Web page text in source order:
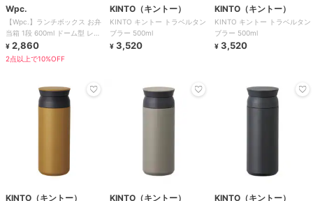
Wpc.
【Wpc.】ランチボックス お弁
当箱 1段 600ml ドーム型 レン
ジ対応 食洗器対応 日本製
¥ 2,860
2点以上で10%OFF
KINTO（キントー）
KINTO キントー トラベルタン
ブラー 500ml
¥ 3,520
KINTO（キントー）
KINTO キントー トラベルタン
ブラー 500ml
¥ 3,520
KINTO（キントー） KINTO（キントー） KINTO（キントー）